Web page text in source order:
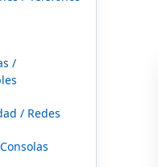
/
/ Redes